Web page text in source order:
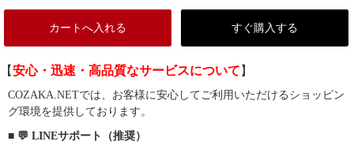
カートへ入れる すぐ購入する
【安心・迅速・高品質なサービスについて 】
COZAKA.NETでは、お客様に安心してご利用いただけるショッピン
グ環境を提供しております。
■ 💬 LINEサポート（推奨）